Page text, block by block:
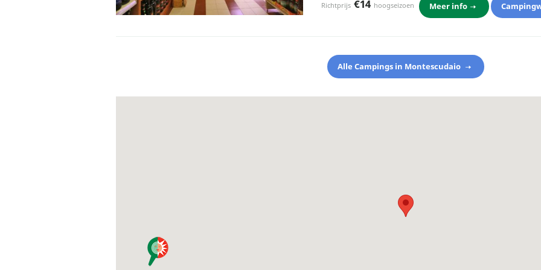
Richtprijs €14 hoogseizoen Meer info
Alle Campings in Montescudaio